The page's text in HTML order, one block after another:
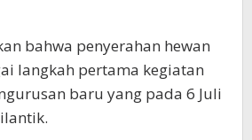
bahwa penyerahan hewan
langkah pertama kegiatan
baru yang pada 6 Juli